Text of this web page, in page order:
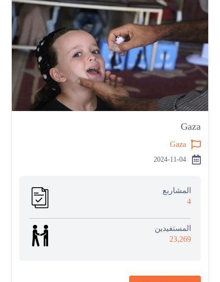
Gaza
Gaza
2024-11-04
المشاربع
4
المستفيدين
23,269